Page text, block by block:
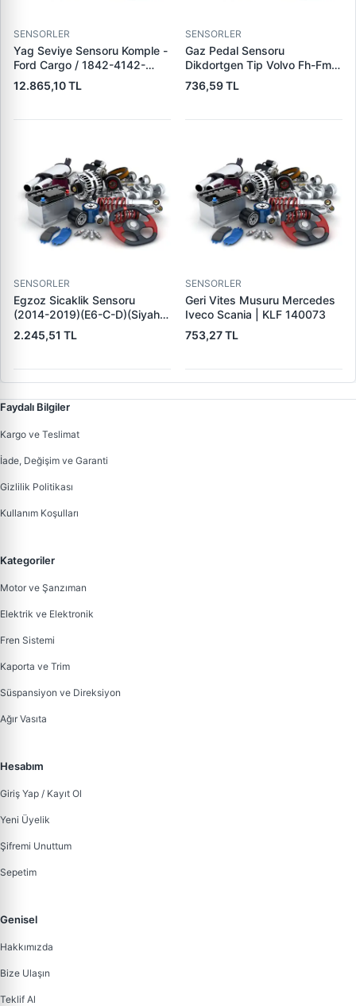
SENSORLER
Yag Seviye Sensoru Komple -
Ford Cargo / 1842-4142-
1850 F-Max Euro 6 | ORJ-FO
GC466C624AA | OEM GC46
12.865,10 TL
SENSORLER
Gaz Pedal Sensoru
Dikdortgen Tip Volvo Fh-Fm |
WAGENBURG 702045 | OEM
20893503 3985226
736,59 TL
SENSORLER
Egzoz Sicaklik Sensoru
(2014-2019)(E6-C-D)(Siyah)
Daily 70 C 17 Van 4100 H N |
IVECO 5801653071 | OEM
2.245,51 TL
SENSORLER
Geri Vites Musuru Mercedes
Iveco Scania | KLF 140073
753,27 TL
Faydalı Bilgiler
Kargo ve Teslimat
İade, Değişim ve Garanti
Gizlilik Politikası
Kullanım Koşulları
Kategoriler
Motor ve Şanzıman
Elektrik ve Elektronik
Fren Sistemi
Kaporta ve Trim
Süspansiyon ve Direksiyon
Ağır Vasıta
Hesabım
Giriş Yap / Kayıt Ol
Yeni Üyelik
Şifremi Unuttum
Sepetim
Genisel
Hakkımızda
Bize Ulaşın
Teklif Al